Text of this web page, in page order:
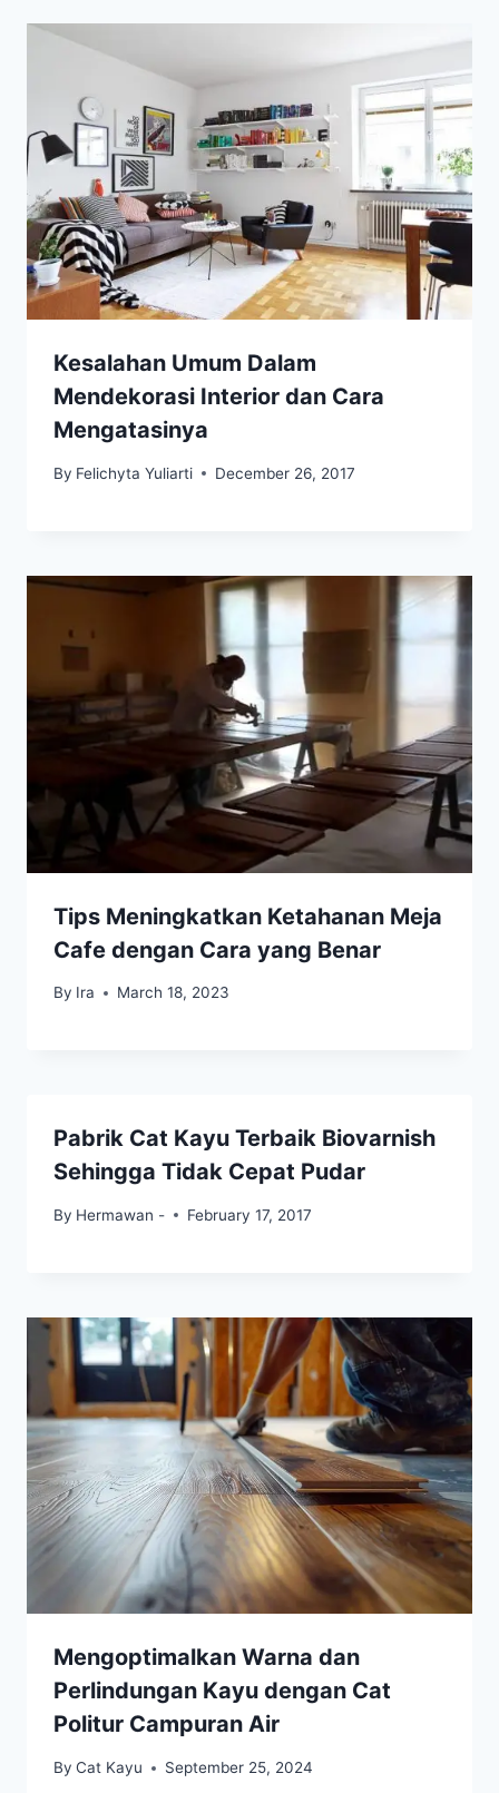
Kesalahan Umum Dalam
Mendekorasi Interior dan Cara
Mengatasinya
By Felichyta Yuliarti December 26, 2017
Tips Meningkatkan Ketahanan Meja
Cafe dengan Cara yang Benar
By Ira March 18, 2023
Pabrik Cat Kayu Terbaik Biovarnish
Sehingga Tidak Cepat Pudar
By Hermawan - February 17, 2017
Mengoptimalkan Warna dan
Perlindungan Kayu dengan Cat
Politur Campuran Air
By Cat Kayu September 25, 2024